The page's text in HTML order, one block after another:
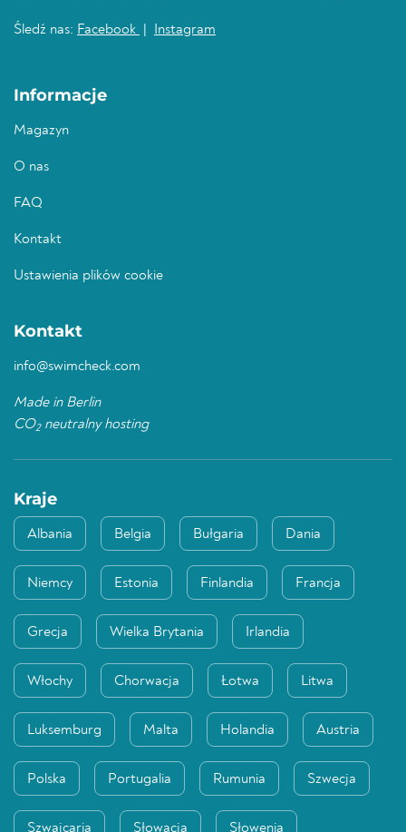
Śledź nas: Facebook Instagram
Informacje
Magazyn
O nas
FAQ
Kontakt
Ustawienia plików cookie
Kontakt
info@swimcheck.com
Made in Berlin
CO2neutralny hosting
Kraje
Albania Belgia Bułgaria Dania
Niemcy Estonia Finlandia Francja
Grecja Wielka Brytania Irlandia
Włochy Chorwacja Łotwa Litwa
Luksemburg Malta Holandia Austria
Polska Portugalia Rumunia Szwecja
Szwajcaria Słowacja Słowenia